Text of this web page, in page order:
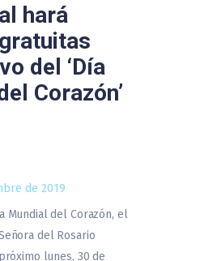
hará
del ‘Día
Corazón’
de 2019
Mundial del Corazón, el
del Rosario
lunes, 30 de